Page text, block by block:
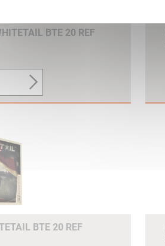
BTE 20 REF
BTE 20 REF